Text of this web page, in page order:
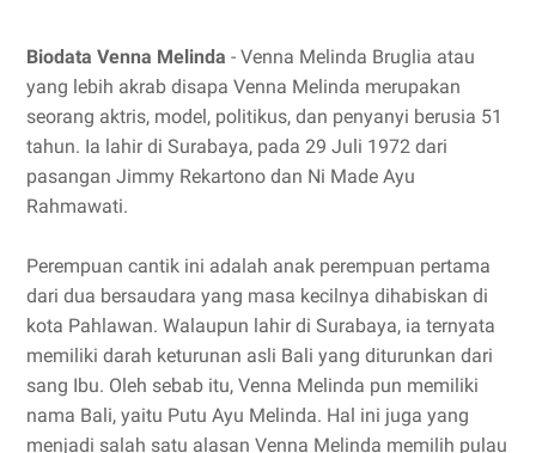
Biodata Venna Melinda - Venna Melinda Bruglia atau
yang lebih akrab disapa Venna Melinda merupakan
seorang aktris, model, politikus, dan penyanyi berusia 51
tahun. Ia lahir di Surabaya, pada 29 Juli 1972 dari
pasangan Jimmy Rekartono dan Ni Made Ayu
Rahmawati.
Perempuan cantik ini adalah anak perempuan pertama
dari dua bersaudara yang masa kecilnya dihabiskan di
kota Pahlawan. Walaupun lahir di Surabaya, ia ternyata
memiliki darah keturunan asli Bali yang diturunkan dari
sang Ibu. Oleh sebab itu, Venna Melinda pun memiliki
nama Bali, yaitu Putu Ayu Melinda. Hal ini juga yang
menjadi salah satu alasan Venna Melinda memilih pulau